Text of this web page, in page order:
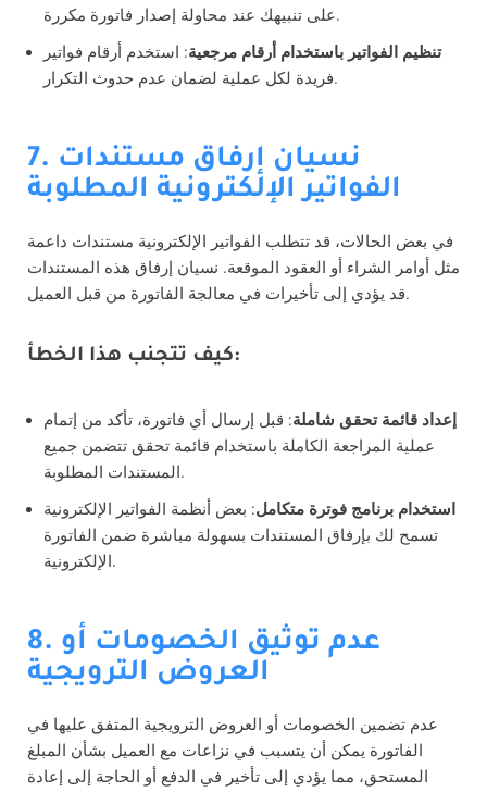
على تنبيهك عند محاولة إصدار فاتورة مكررة.
تنظيم الفواتير باستخدام أرقام مرجعية: استخدم أرقام فواتير
فريدة لكل عملية لضمان عدم حدوث التكرار.
7. نسيان إرفاق مستندات
الفواتير الإلكترونية المطلوبة
في بعض الحالات، قد تتطلب الفواتير الإلكترونية مستندات داعمة
مثل أوامر الشراء أو العقود الموقعة. نسيان إرفاق هذه المستندات
قد يؤدي إلى تأخيرات في معالجة الفاتورة من قبل العميل.
كيف تتجنب هذا الخطأ:
إعداد قائمة تحقق شاملة: قبل إرسال أي فاتورة، تأكد من إتمام
عملية المراجعة الكاملة باستخدام قائمة تحقق تتضمن جميع
المستندات المطلوبة.
استخدام برنامج فوترة متكامل: بعض أنظمة الفواتير الإلكترونية
تسمح لك بإرفاق المستندات بسهولة مباشرة ضمن الفاتورة
الإلكترونية.
8. عدم توثيق الخصومات أو
العروض الترويجية
عدم تضمين الخصومات أو العروض الترويجية المتفق عليها في
الفاتورة يمكن أن يتسبب في نزاعات مع العميل بشأن المبلغ
المستحق، مما يؤدي إلى تأخير في الدفع أو الحاجة إلى إعادة